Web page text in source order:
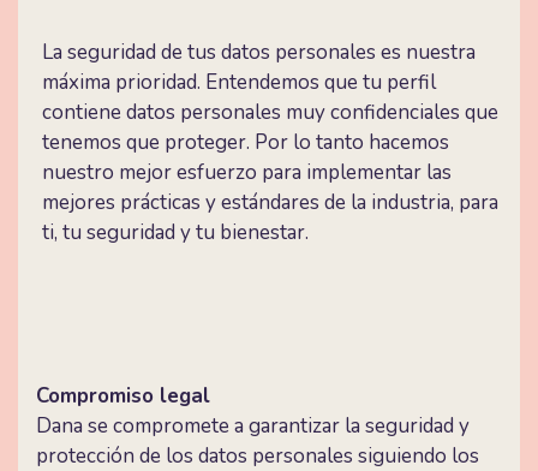
La seguridad de tus datos personales es nuestra
máxima prioridad. Entendemos que tu perfil
contiene datos personales muy confidenciales que
tenemos que proteger. Por lo tanto hacemos
nuestro mejor esfuerzo para implementar las
mejores prácticas y estándares de la industria, para
ti, tu seguridad y tu bienestar.
Compromiso legal
Dana se compromete a garantizar la seguridad y
protección de los datos personales siguiendo los